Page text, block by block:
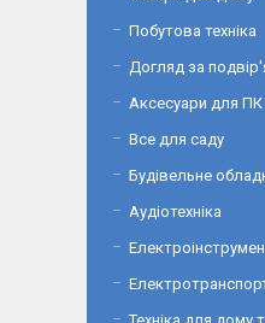
Побутова техніка
Догляд за
Аксесуари для ПК
Все для саду
Будівельне
Аудіотехніка